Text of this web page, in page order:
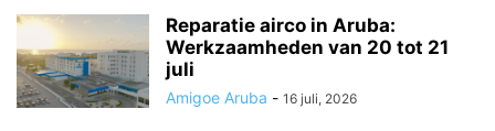
Reparatie airco in Aruba:
Werkzaamheden van 20 tot 21
juli
Amigoe Aruba - 16 juli, 2026